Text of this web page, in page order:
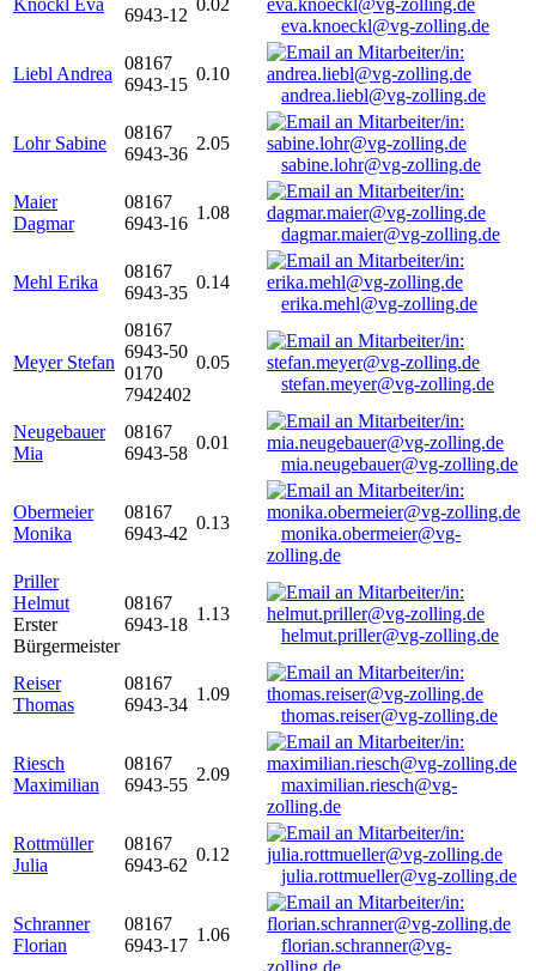
Knöckl Eva
6943-12
0.02
eva.knoeckl@vg-zolling.de
Liebl Andrea
08167
6943-15
0.10
andrea.liebl@vg-zolling.de
Lohr Sabine
08167
6943-36
2.05
sabine.lohr@vg-zolling.de
Maier
Dagmar
08167
6943-16
1.08
dagmar.maier@vg-zolling.de
Mehl Erika
08167
6943-35
0.14
erika.mehl@vg-zolling.de
Meyer Stefan
08167
6943-50
0170
7942402
0.05
stefan.meyer@vg-zolling.de
Neugebauer
Mia
08167
6943-58
0.01
mia.neugebauer@vg-zolling.de
Obermeier
Monika
08167
6943-42
0.13
monika.obermeier@vg-
zolling.de
Priller
Helmut
Erster
Bürgermeister
08167
6943-18
1.13
helmut.priller@vg-zolling.de
Reiser
Thomas
08167
6943-34
1.09
thomas.reiser@vg-zolling.de
Riesch
Maximilian
08167
6943-55
2.09
maximilian.riesch@vg-
zolling.de
Rottmüller
Julia
08167
6943-62
0.12
julia.rottmueller@vg-zolling.de
Schranner
Florian
08167
6943-17
1.06
florian.schranner@vg-